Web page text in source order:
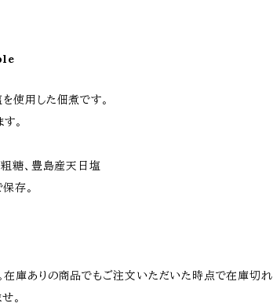
使用した佃煮です。
。
糖、豊島産天日塩
存。
庫ありの商品でもご注文いただいた時点で在庫切れ
。